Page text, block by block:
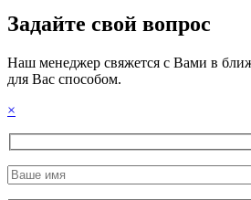
Задайте свой вопрос
Наш менеджер свяжется с Вами в
для Вас способом.
×